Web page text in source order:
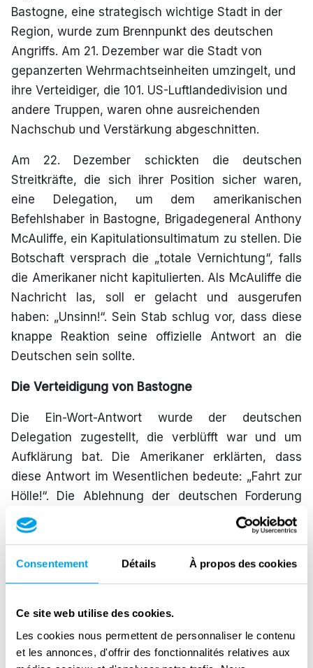
Consentement Détails À propos des cookies
Ce site web utilise des cookies.
Les cookies nous permettent de personnaliser le contenu
et les annonces, d'offrir des fonctionnalités relatives aux
Bastogne, eine strategisch wichtige Stadt in der
Region, wurde zum Brennpunkt des deutschen
Angriffs. Am 21. Dezember war die Stadt von
gepanzerten Wehrmachtseinheiten umzingelt, und
ihre Verteidiger, die 101. US-Luftlandedivision und
andere Truppen, waren ohne ausreichenden
Nachschub und Verstärkung abgeschnitten.
Am 22. Dezember schickten die deutschen
Streitkräfte, die sich ihrer Position sicher waren,
eine Delegation, um dem amerikanischen
Befehlshaber in Bastogne, Brigadegeneral Anthony
McAuliffe, ein Kapitulationsultimatum zu stellen. Die
Botschaft versprach die „totale Vernichtung“, falls
die Amerikaner nicht kapitulierten. Als McAuliffe die
Nachricht las, soll er gelacht und ausgerufen
haben: „Unsinn!“. Sein Stab schlug vor, dass diese
knappe Reaktion seine offizielle Antwort an die
Deutschen sein sollte.
Die Verteidigung von Bastogne
Die Ein-Wort-Antwort wurde der deutschen
Delegation zugestellt, die verblüfft war und um
Aufklärung bat. Die Amerikaner erklärten, dass
diese Antwort im Wesentlichen bedeute: „Fahrt zur
Hölle!“. Die Ablehnung der deutschen Forderung
motivierte die belagerten Truppen und stärkte ihre
Moral in einem kritischen Moment.
Trotz der katastrophalen Bedingungen – eisige
Temperaturen, schwindende Vorräte und
Dezember durchbrach die Dritte US-Armee von
General George Patton die deutschen Linien und